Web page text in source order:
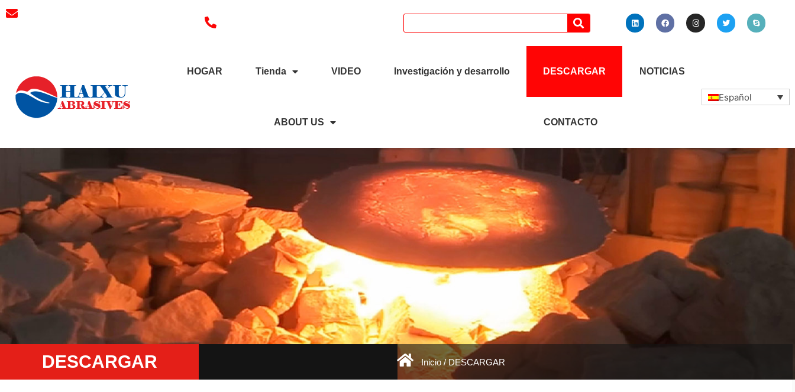
HOGAR Tienda VIDEO Investigación y desarrollo DESCARGAR NOTICIAS
ABOUT US CONTACTO
Español
DESCARGAR Inicio/ DESCARGAR